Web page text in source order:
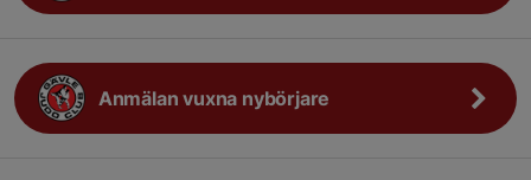
Anmälan vuxna nybörjare